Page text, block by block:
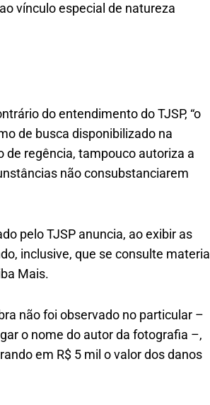
vínculo especial de natureza
do entendimento do TJSP, “o
de busca disponibilizado na
de regência, tampouco autoriza a
não consubstanciarem
pelo TJSP anuncia, ao exibir as
inclusive, que se consulte material
Mais.
não foi observado no particular –
o nome do autor da fotografia –,
em R$ 5 mil o valor dos danos